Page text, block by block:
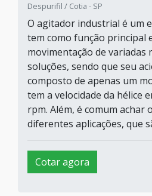
Despurifil / Cotia - SP
O agitador industrial é um
tem como função principal
movimentação de variadas
soluções, sendo que seu
composto de apenas um
tem a velocidade da hélice
rpm. Além, é comum achar
diferentes aplicações, que
Cotar agora